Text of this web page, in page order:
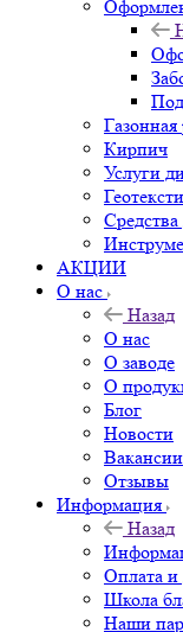
Кирпич
Услуги
Средства
АКЦИИ
О нас
Назад
О нас
О заводе
О
Блог
Новости
Вакансии
Отзывы
Информация
Назад
Оплата и
Школа
Наши